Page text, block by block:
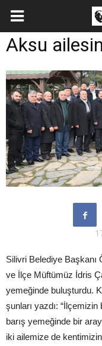
Aksu
Silivri Belediye Başkanı
ve İlçe Müftümüz İdris
yemeğinde buluşturdu.
şunları yazdı:
barış yemeğinde bir
iki ailemize de